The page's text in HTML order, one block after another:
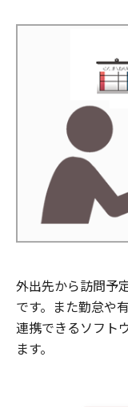
外出先から訪問予
です。また勤怠や
連携できるソフト
ます。